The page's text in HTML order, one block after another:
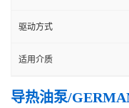
驱动方式
适用介质
导热油泵/